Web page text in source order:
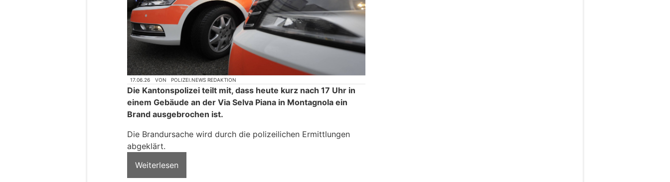
17.06.26 VON POLIZEI.NEWS REDAKTION
Die Kantonspolizei teilt mit, dass heute kurz nach 17 Uhr in
einem Gebäude an der Via Selva Piana in Montagnola ein
Brand ausgebrochen ist.
Die Brandursache wird durch die polizeilichen Ermittlungen
abgeklärt.
Weiterlesen